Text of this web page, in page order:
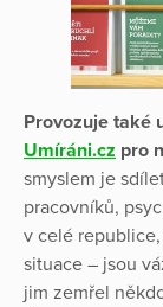
Provozuje také
Umíráni.cz pro
smyslem je
pracovníků,
v celé
situace – jsou
jim zemřel